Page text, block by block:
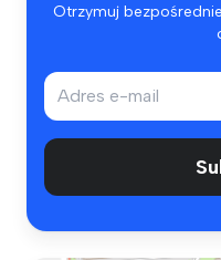
Otrzymuj